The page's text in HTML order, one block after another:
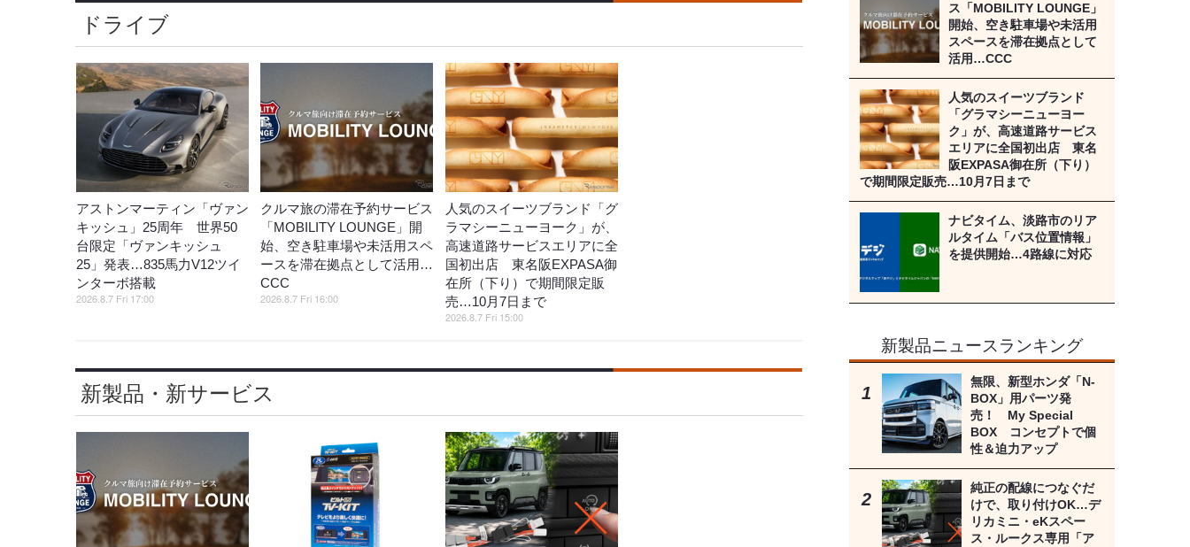
ドライブ
アストンマーティン「ヴァン
キッシュ」25周年 世界50
台限定「ヴァンキッシュ
25」発表…835馬力V12ツイ
ンターボ搭載
2026.8.7 Fri 17:00
クルマ旅の滞在予約サービス
「MOBILITY LOUNGE」開
始、空き駐車場や未活用スペ
ースを滞在拠点として活用…
CCC
2026.8.7 Fri 16:00
人気のスイーツブランド「グ
ラマシーニューヨーク」が、
高速道路サービスエリアに全
国初出店 東名阪EXPASA御
在所（下り）で期間限定販
売…10月7日まで
2026.8.7 Fri 15:00
新製品・新サービス
ス「MOBILITY LOUNGE」
開始、空き駐車場や未活用
スペースを滞在拠点として
活用…CCC
人気のスイーツブランド
「グラマシーニューヨー
ク」が、高速道路サービス
エリアに全国初出店 東名
阪EXPASA御在所（下り）
で期間限定販売…10月7日まで
ナビタイム、淡路市のリア
ルタイム「バス位置情報」
を提供開始…4路線に対応
新製品ニュースランキング
無限、新型ホンダ「N-
BOX」用パーツ発
売！ My Special
BOX コンセプトで個
性＆迫力アップ
純正の配線につなぐだ
けで、取り付けOK…デ
リカミニ・eKスペー
ス・ルークス専用「ア